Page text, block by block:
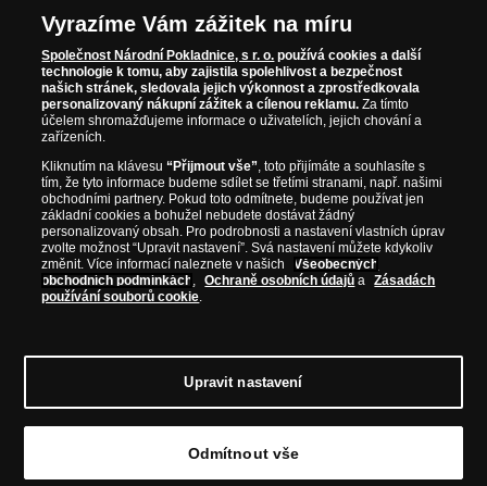
Tel.: 810 100 500E-mail: info@narodnipokladnice.cz, www.narodnipokladnice.cz;
soudem v Praze, oddíl C, vložka 146644
Upravit nastavení souborů cookie můžetekliknutím na tento
odkaz.
Vyrazíme Vám zážitek na míru
Společnost Národní Pokladnice, s r. o. používá cookies a další
technologie k tomu, aby zajistila spolehlivost a bezpečnost
našich stránek, sledovala jejich výkonnost a zprostředkovala
personalizovaný nákupní zážitek a cílenou reklamu. Za tímto
účelem shromažďujeme informace o uživatelích, jejich chování a
zařízeních.
Kliknutím na klávesu“Přijmout vše”, toto přijímáte a souhlasíte s
tím, že tyto informace budeme sdílet se třetími stranami, např. našimi
obchodními partnery. Pokud toto odmítnete, budeme používat jen
základní cookies a bohužel nebudete dostávat žádný
personalizovaný obsah. Pro podrobnosti a nastavení vlastních úprav
zvolte možnost “Upravit nastavení”. Svá nastavení můžete kdykoliv
změnit. Více informací naleznete v našich
Všeobecných
obchodních podmínkách , Ochraně osobních údajů a
Zásadách
používání souborů cookie.
Upravit nastavení
Odmítnout vše